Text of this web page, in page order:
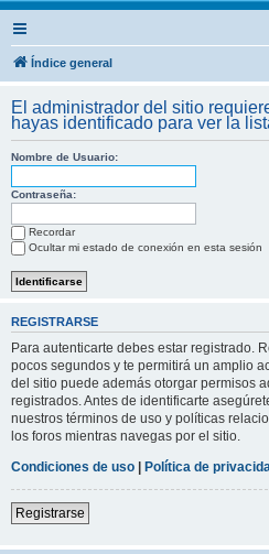
Índice general
El administrador del sitio
hayas identificado para ver la
Nombre de Usuario:
Contraseña:
Recordar
Ocultar mi estado de conexión en esta sesión
REGISTRARSE
Para autenticarte debes estar registrado.
pocos segundos y te permitirá un amplio
del sitio puede además otorgar permisos
registrados. Antes de identificarte
nuestros términos de uso y políticas
los foros mientras navegas por el sitio.
Condiciones de uso | Política de
Registrarse